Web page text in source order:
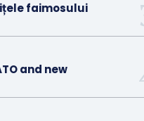
faimosului
and new